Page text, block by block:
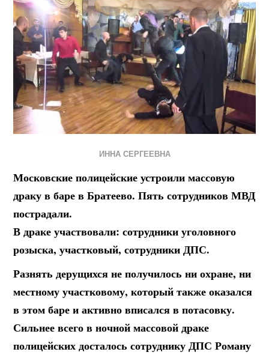
ИННА СЕРГЕЕВНА
Московские полицейские устроили массовую
драку в баре в Братеево. Пять сотрудников МВД
пострадали.
В драке участвовали: сотрудники уголовного
розыска, участковый, сотрудники ДПС.
Разнять дерущихся не получилось ни охране, ни
местному участковому, который также оказался
в этом баре и активно вписался в потасовку.
Сильнее всего в ночной массовой драке
полицейских досталось сотруднику ДПС Роману